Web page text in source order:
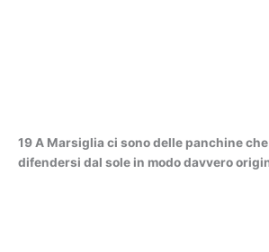
19 A Marsiglia ci sono delle panchine
difendersi dal sole in modo davvero